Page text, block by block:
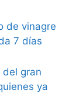
de vinagre
7 días
gran
ya